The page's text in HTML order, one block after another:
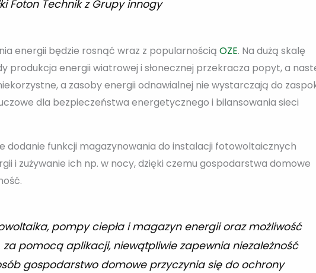
Foton Technik z Grupy innogy
energii będzie rosnąć wraz z popularnością OZE. Na dużą skalę
produkcja energii wiatrowej i słonecznej przekracza popyt, a
a zasoby energii odnawialnej nie wystarczają do
dla bezpieczeństwa energetycznego i bilansowania sieci
dodanie funkcji magazynowania do instalacji fotowoltaicznych
i zużywanie ich np. w nocy, dzięki czemu gospodarstwa domowe
pompy ciepła i magazyn energii oraz możliwość
pomocą aplikacji, niewątpliwie zapewnia niezależność
gospodarstwo domowe przyczynia się do ochrony